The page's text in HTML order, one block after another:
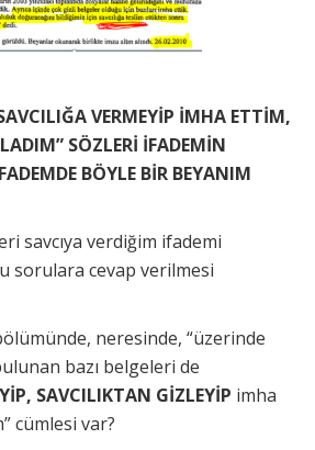
VERMEYİP İMHA ETTİM,
SÖZLERİ İFADEMİN
BÖYLE BİR BEYANIM
savcıya verdiğim ifademi
sorulara cevap verilmesi
neresinde, “üzerinde
bazı belgeleri de
SAVCILIKTAN GİZLEYİP imha
cümlesi var?